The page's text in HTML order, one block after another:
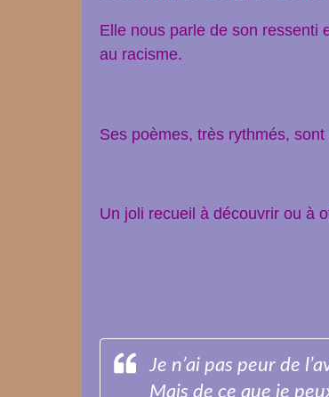
Elle nous parle de son ressenti
au racisme.
Ses poèmes, très rythmés,
Un joli recueil à découvrir ou à
Je n’ai pas peur de
Mais de ce que je